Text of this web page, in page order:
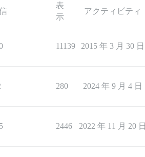
表
示
アクティビティ
11139 2015 年 3 月 30 日
280 2024 年 9 月 4 日
2446 2022 年 11 月 20 日